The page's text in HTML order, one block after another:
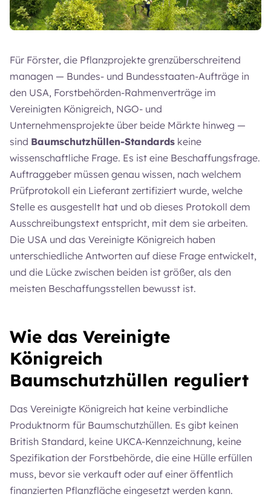
Für Förster, die Pflanzprojekte grenzüberschreitend
managen — Bundes- und Bundesstaaten-Aufträge in
den USA, Forstbehörden-Rahmenverträge im
Vereinigten Königreich, NGO- und
Unternehmensprojekte über beide Märkte hinweg —
sind Baumschutzhüllen-Standards keine
wissenschaftliche Frage. Es ist eine Beschaffungsfrage.
Auftraggeber müssen genau wissen, nach welchem
Prüfprotokoll ein Lieferant zertifiziert wurde, welche
Stelle es ausgestellt hat und ob dieses Protokoll dem
Ausschreibungstext entspricht, mit dem sie arbeiten.
Die USA und das Vereinigte Königreich haben
unterschiedliche Antworten auf diese Frage entwickelt,
und die Lücke zwischen beiden ist größer, als den
meisten Beschaffungsstellen bewusst ist.
Wie das Vereinigte
Königreich
Baumschutzhüllen reguliert
Das Vereinigte Königreich hat keine verbindliche
Produktnorm für Baumschutzhüllen. Es gibt keinen
British Standard, keine UKCA-Kennzeichnung, keine
Spezifikation der Forstbehörde, die eine Hülle erfüllen
muss, bevor sie verkauft oder auf einer öffentlich
finanzierten Pflanzfläche eingesetzt werden kann.